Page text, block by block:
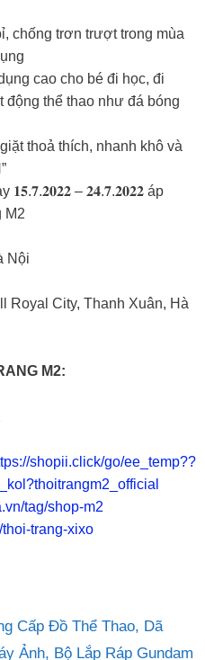
chống trơn trượt trong mùa
cao cho bé đi học, đi
động thể thao như đá bóng
thoả thích, nhanh khô và
– 𝟐𝟒.𝟕.𝟐𝟎𝟐𝟐 áp
M2
Nội
Royal City, Thanh Xuân, Hà
M2:
shopii.click/go/ee_temp??
tag/shop-m2
trang-xixo
Cấp Đồ Thể Thao, Dã
Ảnh, Bộ Lắp Ráp Gundam